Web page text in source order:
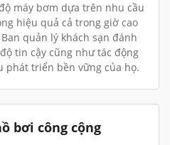
máy bơm dựa trên nhu cầu
hiệu quả cả trong giờ cao
quản lý khách sạn đánh
tin cậy cũng như tác động
phát triển bền vững của họ.
bơi công cộng